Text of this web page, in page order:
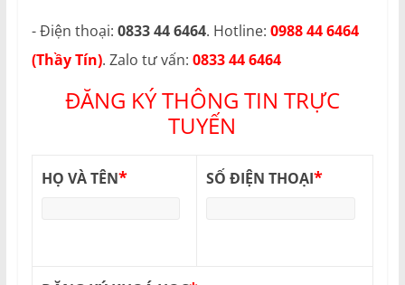
- Điện thoại: 0833 44 6464. Hotline: 0988 44 6464
(Thầy Tín). Zalo tư vấn: 0833 44 6464
ĐĂNG KÝ THÔNG TIN TRỰC
TUYẾN
HỌ VÀ TÊN* SỐ ĐIỆN THOẠI*